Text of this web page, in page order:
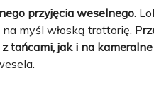
przyjęcia weselnego.
myśl włoską trattorię. P
tańcami, jak i na